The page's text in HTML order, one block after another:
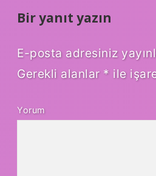
Bir yanıt yazın
E-posta adresiniz
Gerekli alanlar * ile
Yorum